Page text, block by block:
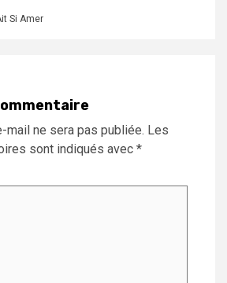
Si Amer
mail ne sera pas publiée. Les
sont indiqués avec *